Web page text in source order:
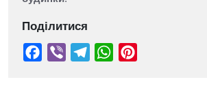
Поділитися